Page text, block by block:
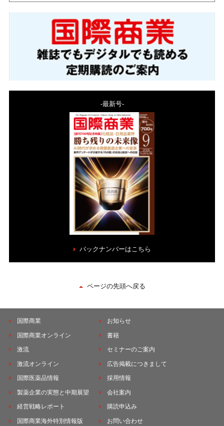
-最新号-
バックナンバーはこちら
ページの先頭へ戻る
国際商業
国際商業オンライン
激流
激流オンライン
国際医薬品情報
製薬企業の実態と中期展望
経営戦略レポート
国際商業海外特別情報版
お知らせ
書籍
セミナーのご案内
広告掲載につきまして
採用情報
会社案内
購読申込み
お問い合わせ